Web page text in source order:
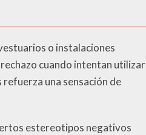
o instalaciones
cuando intentan utilizar
una sensación de
estereotipos negativos